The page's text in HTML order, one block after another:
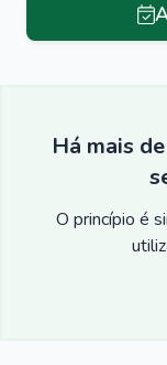
Há mais
O princípio é